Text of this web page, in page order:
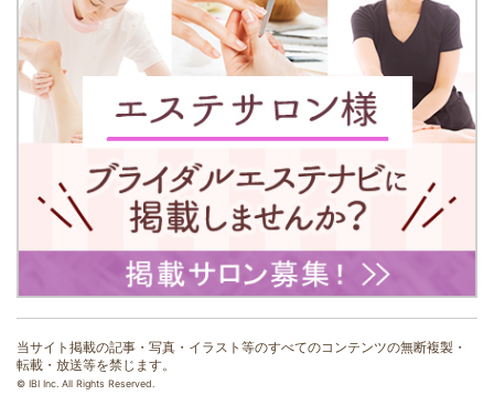
当サイト掲載の記事・写真・イラスト等のすべてのコンテンツの無断複製・
転載・放送等を禁じます。
© IBI Inc. All Rights Reserved.